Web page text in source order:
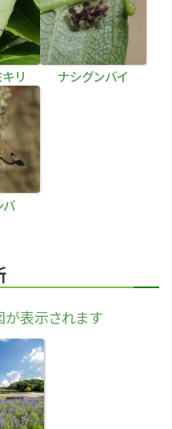
リ ナシグンバイ
バ
が表示されます